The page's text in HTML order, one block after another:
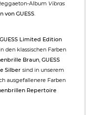
Album Vibras
von GUESS.
GUESS Limited Edition
den klassischen Farben
Braun, GUESS
Silber sind in unserem
ausgefallenere Farben
Repertoire